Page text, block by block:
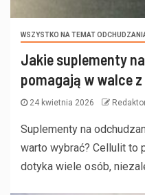
WSZYSTKO NA TEMAT
Jakie suplementy
pomagają w walce
24 kwietnia 2026
Suplementy na
warto wybrać? Cellulit to
dotyka wiele osób,